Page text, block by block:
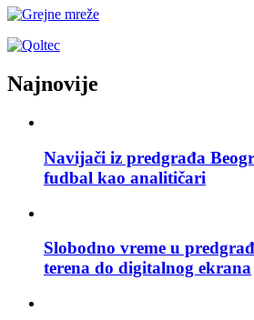
Najnovije
Navijači iz predgrađa
fudbal kao analitičari
Slobodno vreme u
terena do digitalnog ekrana